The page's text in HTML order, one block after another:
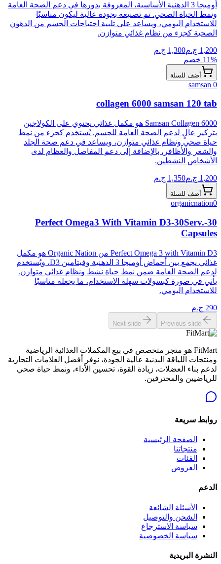
أوميجا 3 الدهنية الأساسية، المعروفة بدورها في دعم الصحة العامة
ونمط الحياة الصحي. تم تصنيعه بجودة عالية ليكون مناسبًا
للاستخدام اليومي، ويساعد على تلبية احتياجات الجسم من الدهون
الصحية كجزء من نظام غذائي متوازن.
1,200 ج.م1,300 ج.م
11% خصم
أضف للسلة
samsan 0
collagen 6000 samsan 120 tab
Samsan Collagen 6000 هو مكمل غذائي يحتوي على الكولاجين
بتركيز عالٍ لدعم الصحة العامة للجسم. يُستخدم كجزء من نمط
حياة صحي ونظام غذائي متوازن، ويساعد في دعم صحة الجلد
والشعر والأظافر، بالإضافة إلى دعم المفاصل والعظام لدى
الأشخاص النشطين.
1,200 ج.م1,350 ج.م
أضف للسلة
organicnation0
Perfect Omega3 With Vitamin D3-30Serv.-30
Capsules
Perfect Omega 3 with Vitamin D3 من Organic Nation هو مكمل
غذائي يجمع بين أحماض أوميجا 3 الدهنية وفيتامين D3، ويُستخدم
لدعم الصحة العامة ضمن نمط حياة نشط ونظام غذائي متوازن.
يأتي في صورة كبسولات سهلة الاستخدام، ما يجعله مناسبًا
للاستخدام اليومي.
290 ج.م
Previous slide
Next slide
FitMart هو متجر متخصص في بيع المكملات الغذائية الرياضية
ومنتجات اللياقة البدنية عالية الجودة، نوفر أفضل العلامات التجارية
لدعم بناء العضلات، زيادة القوة، تحسين الأداء، ونمط حياة صحي
للرياضيين والمحترفين.
روابط سريعة
الصفحة الرئيسية
منتجاتنا
الفئات
العروض
الدعم
الأسئلة الشائعة
الشحن والتوصيل
سياسة الاسترجاع
سياسة الخصوصية
النشرة البريدية